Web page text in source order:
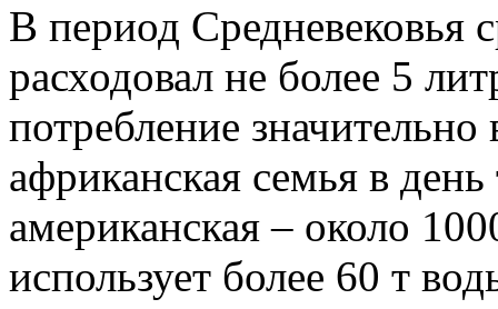
В период Средневековья
расходовал не более 5
потребление
африканская семья в
американская– около
использует более 60 т